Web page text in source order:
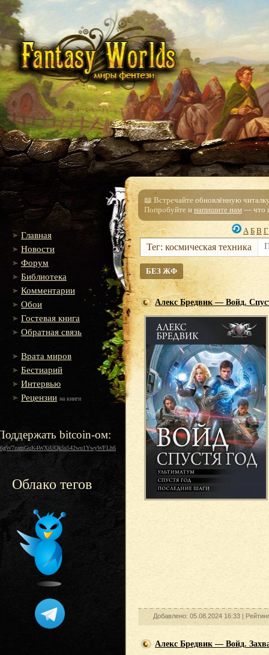
Главная
Новости
Форум
Библиотека
Комментарии
Обои
Гостевая книга
Обратная связь
Врата миров
Бестиарий
Интервью
Рецензии на книги
bitcoin-ом:
Облако тегов
📖 Встречайте обновлённую
Попробуйте и напишите нам — что
А Б В Г
Тег: космическая техника
БЕЗ ЖФ
Алекс Бредвик — Войд.
Добавлено: 05.08.2024 16:33 |
Алекс Бредвик — Войд.